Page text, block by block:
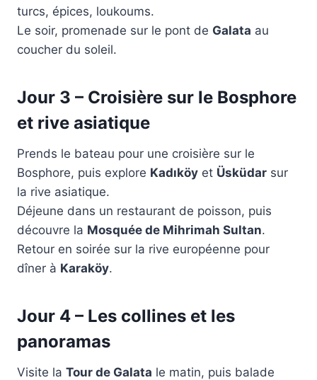
turcs, épices, loukoums.
Le soir, promenade sur le pont de Galata au
coucher du soleil.
Jour 3 – Croisière sur le Bosphore
et rive asiatique
Prends le bateau pour une croisière sur le
Bosphore, puis explore Kadıköy et Üsküdar sur
la rive asiatique.
Déjeune dans un restaurant de poisson, puis
découvre la Mosquée de Mihrimah Sultan.
Retour en soirée sur la rive européenne pour
dîner à Karaköy.
Jour 4 – Les collines et les
panoramas
Visite la Tour de Galata le matin, puis balade